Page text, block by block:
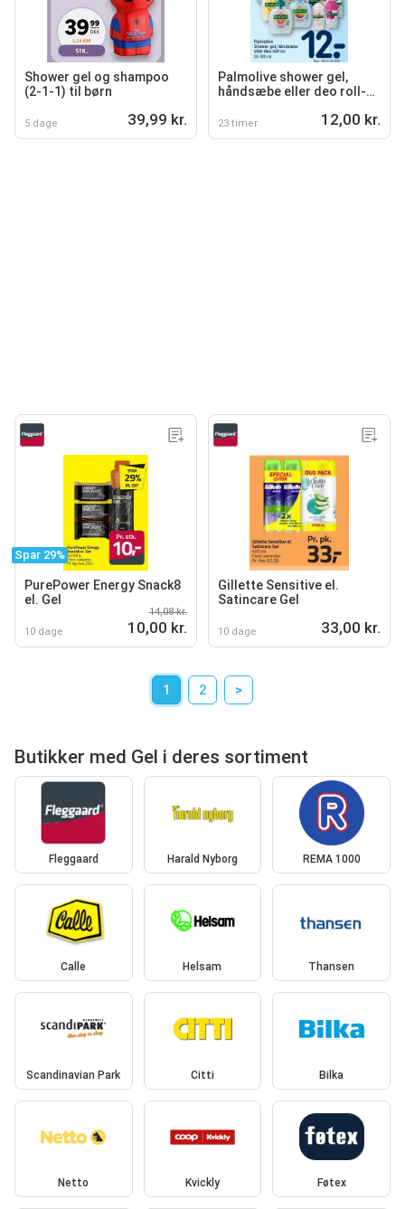
Shower gel og shampoo
(2-1-1) til børn
5 dage 39,99 kr.
Palmolive shower gel,
håndsæbe eller deo roll-
23 timer 12,00 kr.
Spar 29%
PurePower Energy Snack8
el. Gel
10 dage
14,08 kr.
10,00 kr.
Gillette Sensitive el.
Satincare Gel
10 dage 33,00 kr.
1 2 >
Butikker med Gel i deres sortiment
Fleggaard Harald Nyborg REMA 1000
Calle Helsam Thansen
Scandinavian Park Citti Bilka
Netto Kvickly Føtex